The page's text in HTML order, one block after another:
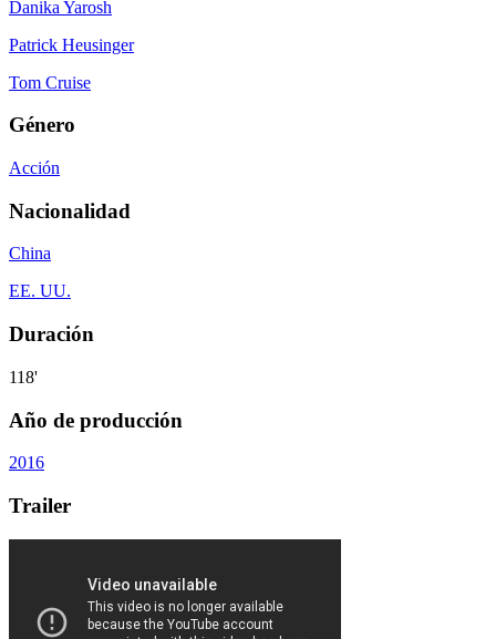
Danika Yarosh
Patrick Heusinger
Tom Cruise
Género
Acción
Nacionalidad
China
EE. UU.
Duración
118'
Año de producción
2016
Trailer